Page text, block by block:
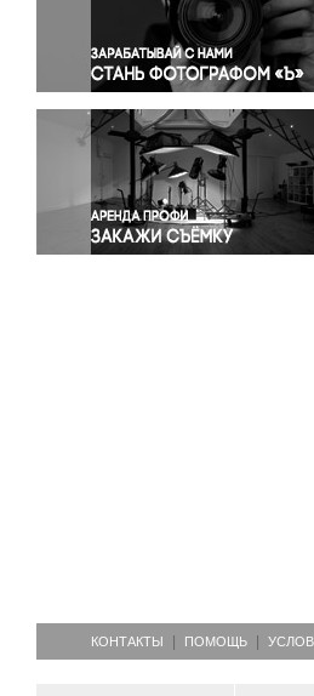
Правосудие
Происшествия и конфликты
Религия
Светская жизнь
Спорт
Экология
Экономика и бизнес
КОНТАКТЫ ПОМОЩЬ